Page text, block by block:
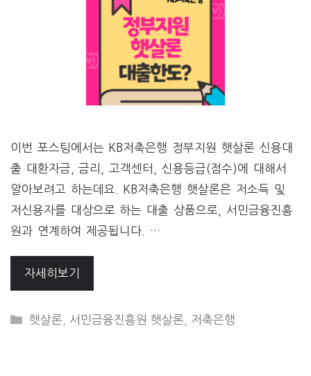
이번 포스팅에서는 KB저축은행 정부지원 햇살론 신용대
출 대환자금, 금리, 고객센터, 신용등급(점수)에 대해서
알아보려고 하는데요. KB저축은행 햇살론은 저소득 및
저신용자를 대상으로 하는 대출 상품으로, 서민금융진흥
원과 연계하여 제공됩니다. …
자세히보기
CATEGORIES
햇살론 서민금융진흥원 햇살론 저축은행